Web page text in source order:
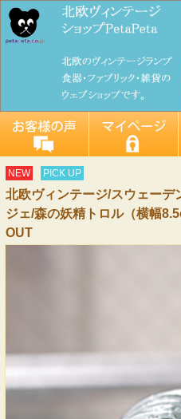
NEW PICK UP
北欧ヴィンテージ/スウェー
ジェ/森の妖精トロル（横幅
OUT